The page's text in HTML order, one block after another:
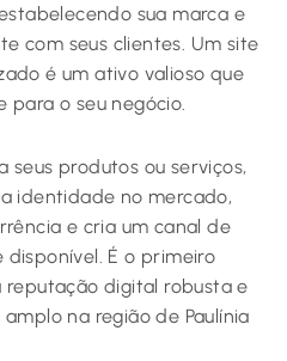
sua marca e
com seus clientes. Um site
é um ativo valioso que
para o seu negócio.
seus produtos ou serviços,
identidade no mercado,
e cria um canal de
É o primeiro
reputação digital robusta e
na região de Paulínia